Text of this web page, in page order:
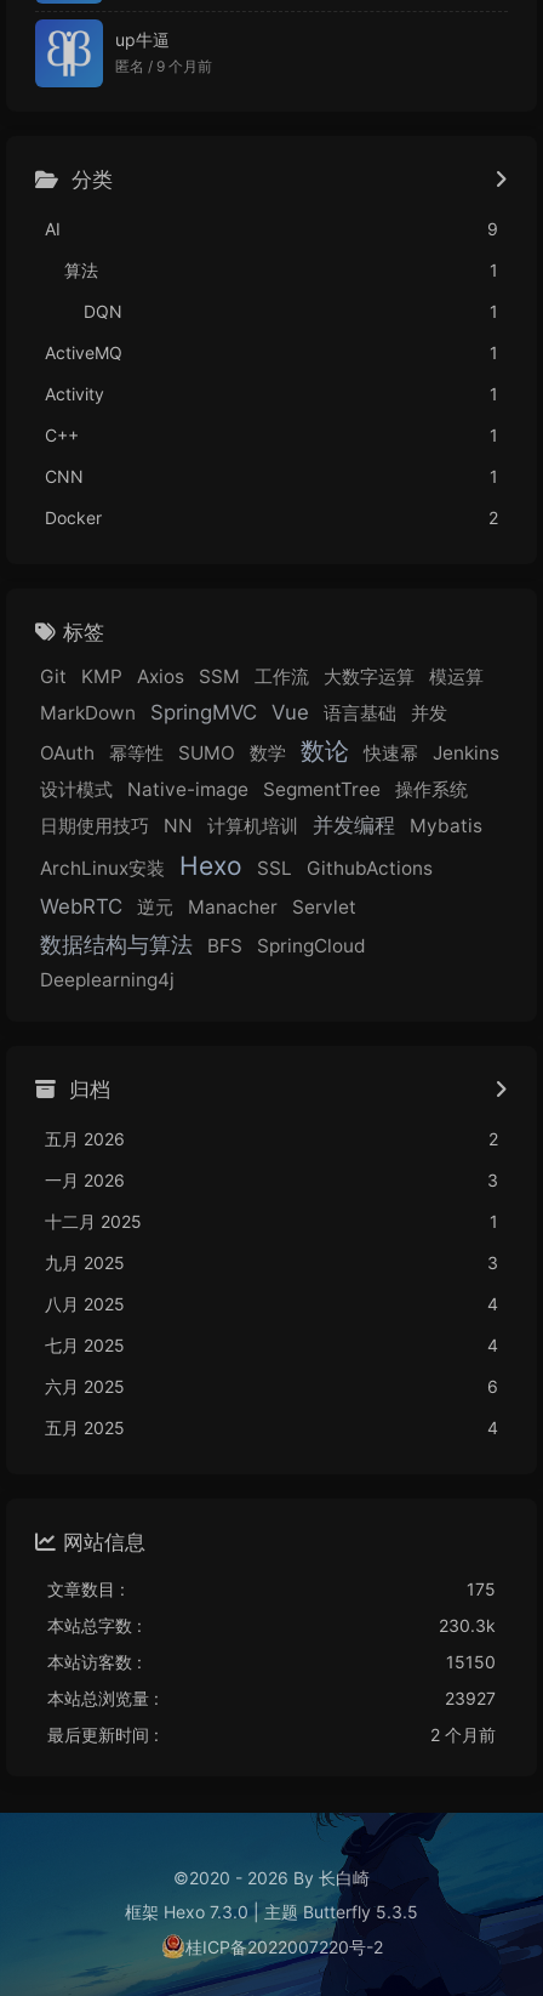
up牛逼
匿名 / 9 个月前
分类
AI
9
算法
1
DQN
1
ActiveMQ
1
Activity
1
C++
1
CNN
1
Docker
2
标签
Git KMP Axios SSM 工作流 大数字运算
模运算
MarkDown
SpringMVC Vue 语言基础
并发
OAuth
幂等性 SUMO 数学 数论 快速幂
Jenkins
设计模式
Native-image SegmentTree
操作系统
日期使用技巧
NN 计算机培训 并发编程
Mybatis
ArchLinux安装
Hexo SSL GithubActions
WebRTC 逆元 Manacher Servlet
数据结构与算法 BFS
SpringCloud
Deeplearning4j
归档
五月 2026
2
一月 2026
3
十二月 2025
1
九月 2025
3
八月 2025
4
七月 2025
4
六月 2025
6
五月 2025
4
网站信息
文章数目 :
175
本站总字数 :
230.3k
本站访客数 :
15150
本站总浏览量 :
23927
最后更新时间 :
2 个月前
©2020 - 2026 By 长白崎
框架 Hexo 7.3.0 | 主题 Butterfly 5.3.5
桂ICP备2022007220号-2